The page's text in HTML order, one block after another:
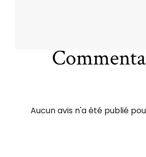
Aucun avis n'a été publié